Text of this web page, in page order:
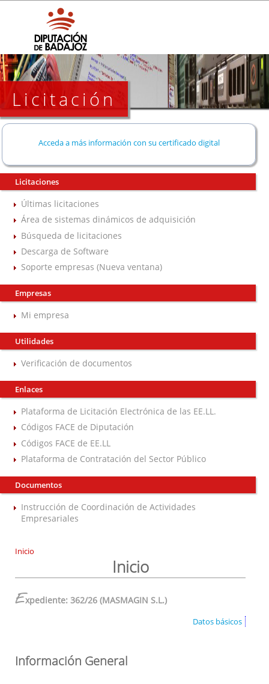
Licitación
Acceda a más información con su certificado digital
Licitaciones
Últimas licitaciones
Área de sistemas dinámicos de adquisición
Búsqueda de licitaciones
Descarga de Software
Soporte empresas (Nueva ventana)
Empresas
Mi empresa
Utilidades
Verificación de documentos
Enlaces
Plataforma de Licitación Electrónica de las EE.LL.
Códigos FACE de Diputación
Códigos FACE de EE.LL
Plataforma de Contratación del Sector Público
Documentos
Instrucción de Coordinación de Actividades
Empresariales
Inicio
Inicio
Expediente: 362/26 (MASMAGIN S.L.)
Datos básicos
Información General